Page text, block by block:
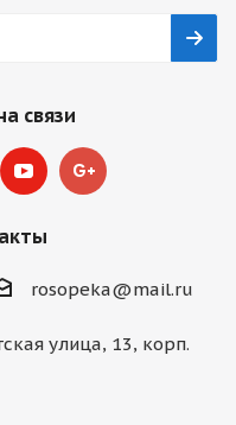
связи
rosopeka@mail.ru
улица, 13, корп.